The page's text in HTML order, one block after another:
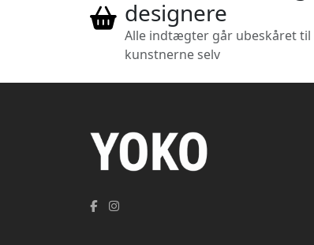
designere
Alle indtægter går ubeskåret til
kunstnerne selv